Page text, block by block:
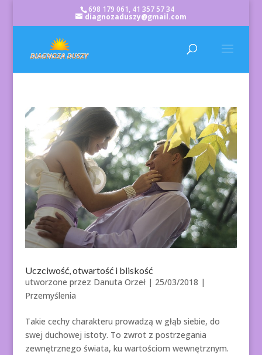
698 179 061, 41 357 57 34
diagnozaduszy@gmail.com
Uczciwość, otwartość i bliskość
utworzone przez Danuta Orzeł| 25/03/2018 |
Przemyślenia
Takie cechy charakteru prowadzą w głąb siebie, do
swej duchowej istoty. To zwrot z postrzegania
zewnętrznego świata, ku wartościom wewnętrznym.